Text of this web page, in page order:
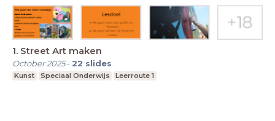
1. Street Art maken
October 2025- 22 slides
Kunst Speciaal Onderwijs Leerroute 1